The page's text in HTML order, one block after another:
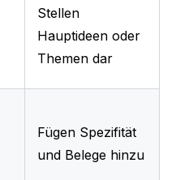
Stellen
Hauptideen oder
Themen dar
Fügen Spezifität
und Belege hinzu